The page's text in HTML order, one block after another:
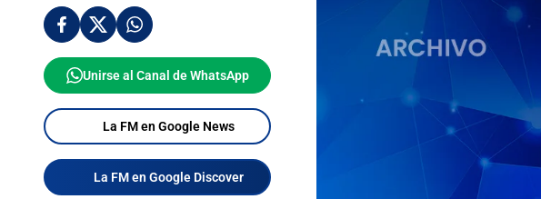
Unirse al Canal de WhatsApp
La FM en Google News
La FM en Google Discover